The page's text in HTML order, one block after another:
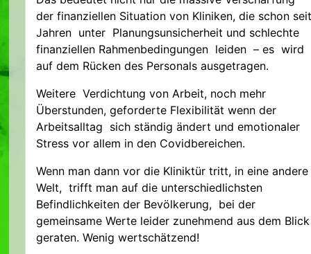
der finanziellen Situation von Kliniken, die schon seit
Jahren unter Planungsunsicherheit und schlechte
finanziellen Rahmenbedingungen leiden – es wird
auf dem Rücken des Personals ausgetragen.
Weitere Verdichtung von Arbeit, noch mehr
Überstunden, geforderte Flexibilität wenn der
Arbeitsalltag sich ständig ändert und emotionaler
Stress vor allem in den Covidbereichen.
Wenn man dann vor die Kliniktür tritt, in eine andere
Welt, trifft man auf die unterschiedlichsten
Befindlichkeiten der Bevölkerung, bei der
gemeinsame Werte leider zunehmend aus dem Blick
geraten. Wenig wertschätzend!